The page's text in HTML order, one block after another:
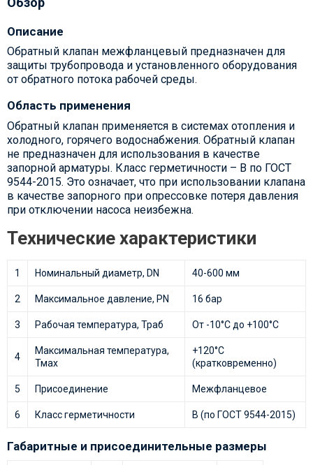
Описание
Обратный клапан межфланцевый предназначен для
защиты трубопровода и установленного оборудования
от обратного потока рабочей среды.
Область применения
Обратный клапан применяется в системах отопления и
холодного, горячего водоснабжения. Обратный клапан
не предназначен для использования в качестве
запорной арматуры. Класс герметичности – B по ГОСТ
9544-2015. Это означает, что при использовании клапана
в качестве запорного при опрессовке потеря давления
при отключении насоса неизбежна.
Технические характеристики
1 Номинальный диаметр, DN 40-600 мм
2 Максимальное давление, PN 16 бар
3 Рабочая температура, Траб От -10°С до +100°С
4
Максимальная температура,
Тмах
+120°С
(кратковременно)
5 Присоединение Межфланцевое
6 Класс герметичности В (по ГОСТ 9544-2015)
Габаритные и присоединительные размеры